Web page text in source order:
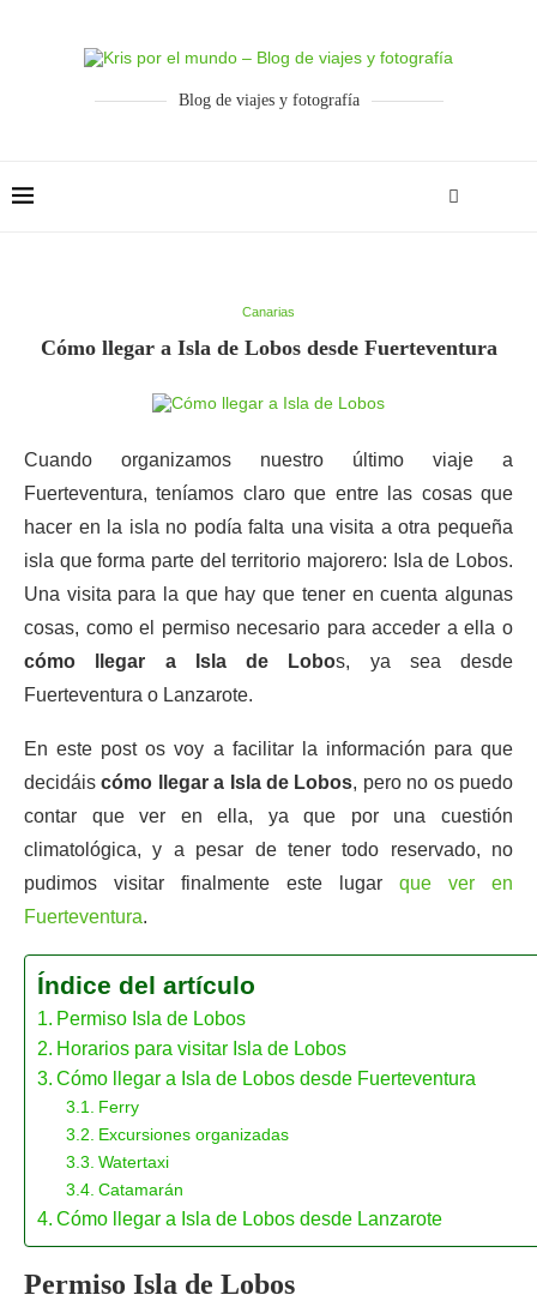
Blog de viajes y fotografía
Canarias
Cómo llegar a Isla de Lobos desde Fuerteventura
Cuando organizamos nuestro último viaje a
Fuerteventura, teníamos claro que entre las cosas que
hacer en la isla no podía falta una visita a otra pequeña
isla que forma parte del territorio majorero: Isla de Lobos.
Una visita para la que hay que tener en cuenta algunas
cosas, como el permiso necesario para acceder a ella o
cómo llegar a Isla de Lobos, ya sea desde
Fuerteventura o Lanzarote.
En este post os voy a facilitar la información para que
decidáiscómo llegar a Isla de Lobos, pero no os puedo
contar que ver en ella, ya que por una cuestión
climatológica, y a pesar de tener todo reservado, no
pudimos visitar finalmente este lugar que ver en
Fuerteventura.
Índice del artículo
Permiso Isla de Lobos
Horarios para visitar Isla de Lobos
Cómo llegar a Isla de Lobos desde Fuerteventura
Ferry
Excursiones organizadas
Watertaxi
Catamarán
Cómo llegar a Isla de Lobos desde Lanzarote
Permiso Isla de Lobos